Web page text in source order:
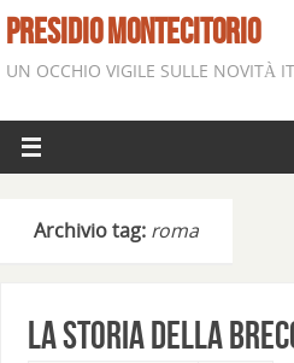
PRESIDIO MONTECITORIO
UN OCCHIO VIGILE SULLE NOVITÀ
Archivio tag: roma
La storia della